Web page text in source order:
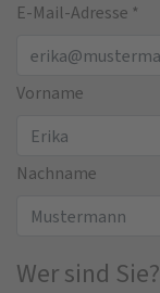
E-Mail-Adresse *
Vorname
Nachname
Wer sind Sie?